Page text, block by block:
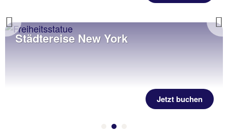
Previous
Städtereise New York
Jetzt buchen